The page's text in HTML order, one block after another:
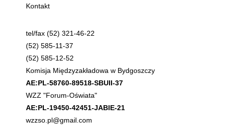
Kontakt
tel/fax (52) 321-46-22
(52) 585-11-37
(52) 585-12-52
Komisja Międzyzakładowa w Bydgoszczy
AE:PL-58760-89518-SBUII-37
WZZ "Forum-Oświata"
AE:PL-19450-42451-JABIE-21
wzzso.pl@gmail.com